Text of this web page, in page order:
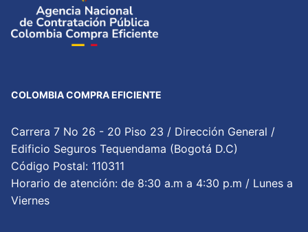
COLOMBIA COMPRA EFICIENTE
Carrera 7 No 26 - 20 Piso 23 / Dirección General /
Edificio Seguros Tequendama (Bogotá D.C)
Código Postal: 110311
Horario de atención: de 8:30 a.m a 4:30 p.m / Lunes a
Viernes